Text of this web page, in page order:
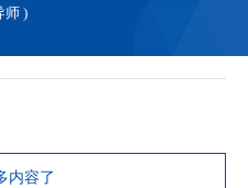
师 )
内容了